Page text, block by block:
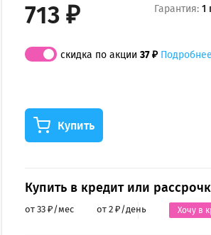
713 ₽ Гарантия: 1
скидка по акции 37 ₽ Подробнее
Купить
Купить в кредит или
от 33 ₽/мес от 2 ₽/день Хочу в